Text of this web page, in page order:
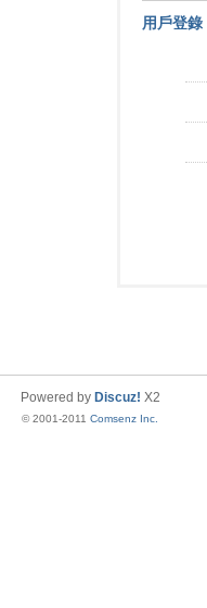
用戶登錄
Powered by Discuz! X2
© 2001-2011 Comsenz Inc.